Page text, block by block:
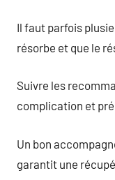
Il faut parfois
résorbe et que le
Suivre les
complication et
Un bon
garantit une